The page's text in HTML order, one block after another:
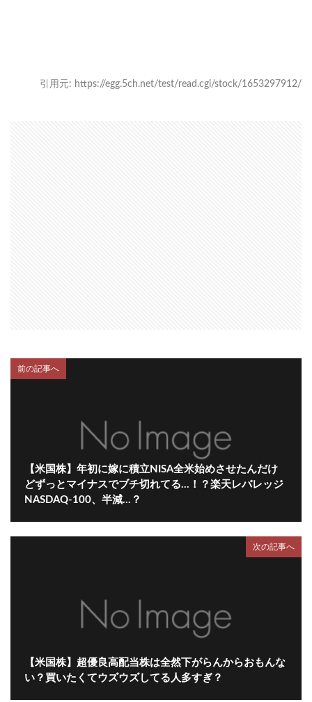
引用元: https://egg.5ch.net/test/read.cgi/stock/1653297912/
前の記事へ
【米国株】年初に嫁に積立NISA全米始めさせたんだけ
どずっとマイナスでブチ切れてる…！？楽天レバレッジ
NASDAQ-100、半減…？
次の記事へ
【米国株】超優良高配当株は全然下がらんからおもんな
い？買いたくてウズウズしてる人多すぎ？